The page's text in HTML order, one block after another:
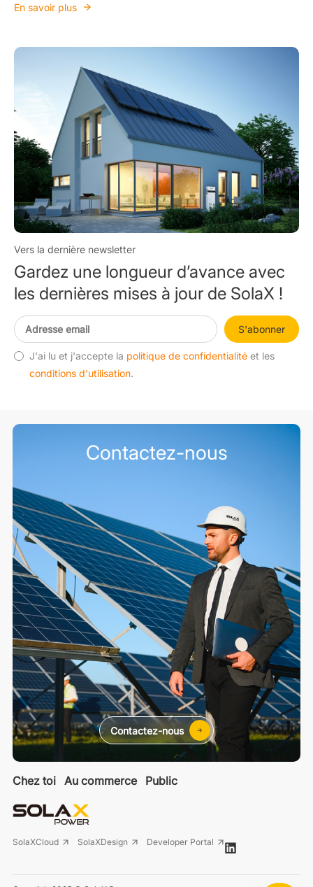
En savoir plus
Vers la dernière newsletter
Gardez une longueur d’avance avec
les dernières mises à jour de SolaX !
S'abonner
J'ai lu et j'accepte la politique de confidentialité et les
conditions d'utilisation.
Chez toi Au commerce Public
SolaXCloud SolaXDesign Developer Portal
Contactez-nous
Contactez-nous